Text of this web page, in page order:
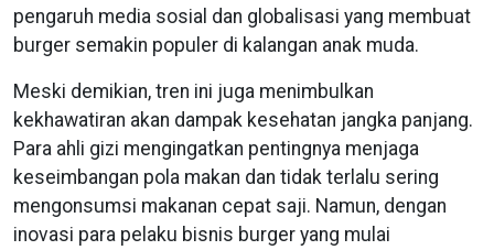
pengaruh media sosial dan globalisasi yang membuat
burger semakin populer di kalangan anak muda.
Meski demikian, tren ini juga menimbulkan
kekhawatiran akan dampak kesehatan jangka panjang.
Para ahli gizi mengingatkan pentingnya menjaga
keseimbangan pola makan dan tidak terlalu sering
mengonsumsi makanan cepat saji. Namun, dengan
inovasi para pelaku bisnis burger yang mulai